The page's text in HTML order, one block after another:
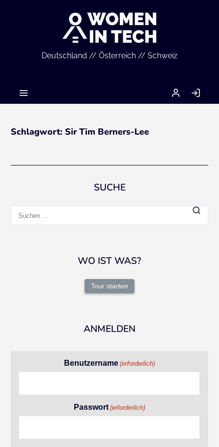
Deutschland // Österreich // Schweiz
MEIN
ACCOUNT
Schlagwort: Sir Tim Berners-Lee
SUCHE
nach:
WO IST WAS?
Tour starten
ANMELDEN
Benutzername (erforderlich)
Passwort (erforderlich)